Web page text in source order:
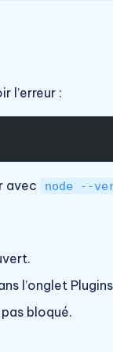
l’erreur :
avec node --
l’onglet
pas bloqué.